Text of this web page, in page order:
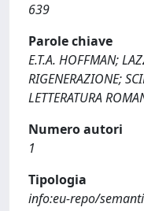
639
Parole chiave
E.T.A. HOFFMAN;
RIGENERAZIONE;
LETTERATURA
Numero autori
1
Tipologia
info:eu-repo/